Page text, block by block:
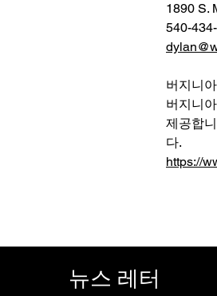
1890 S.
540-
버지니
버지니
제공합
다.
https://
뉴스 레터